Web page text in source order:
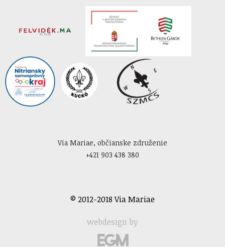
Via Mariae, občianske združenie
+421 903 438 380
© 2012-2018 Via Mariae
webdesign by